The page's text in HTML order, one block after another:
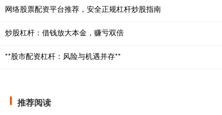
网络股票配资平台推荐，安全正规杠杆炒股指南
炒股杠杆：借钱放大本金，赚亏双倍
**股市配资杠杆：风险与机遇并存**
推荐阅读